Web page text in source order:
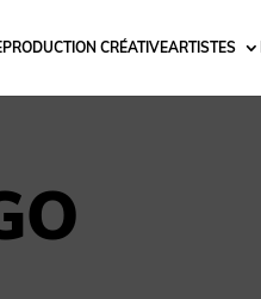
PRODUCTION CRÉATIVEARTISTES